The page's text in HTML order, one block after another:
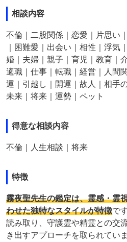
相談内容
不倫｜二股関係｜恋愛｜片思い
｜困難愛｜出会い｜相性｜浮気
婚｜夫婦｜親子｜育児｜教育｜
適職｜仕事｜転職｜経営｜人間
運｜引越し｜開運｜故人｜相手
未来｜将来｜運勢｜ペット
得意な相談内容
不倫｜人生相談｜将来
特徴
霧夜聖先生の鑑定は、霊感・霊
わせた独特なスタイルが特徴で
読み取り、守護霊や精霊との交
き出すアプローチを取られていま